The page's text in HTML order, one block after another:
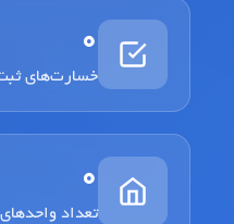
0
خسارت‌های
0
تعداد